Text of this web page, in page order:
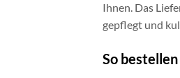
Ihnen. Das
gepflegt und
So bestellen